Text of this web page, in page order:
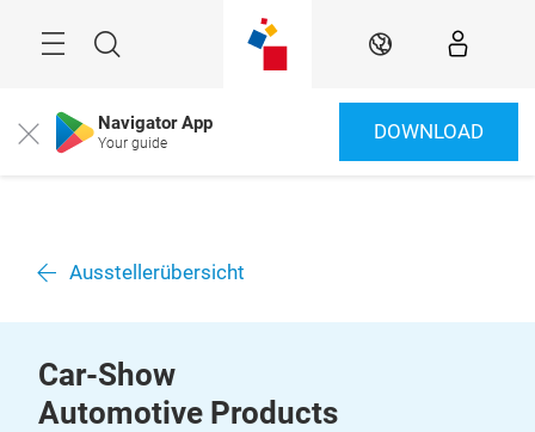
Suche DE
Close Navigator App
Your guide DOWNLOAD
Ausstellerübersicht
Car-Show
Automotive Products